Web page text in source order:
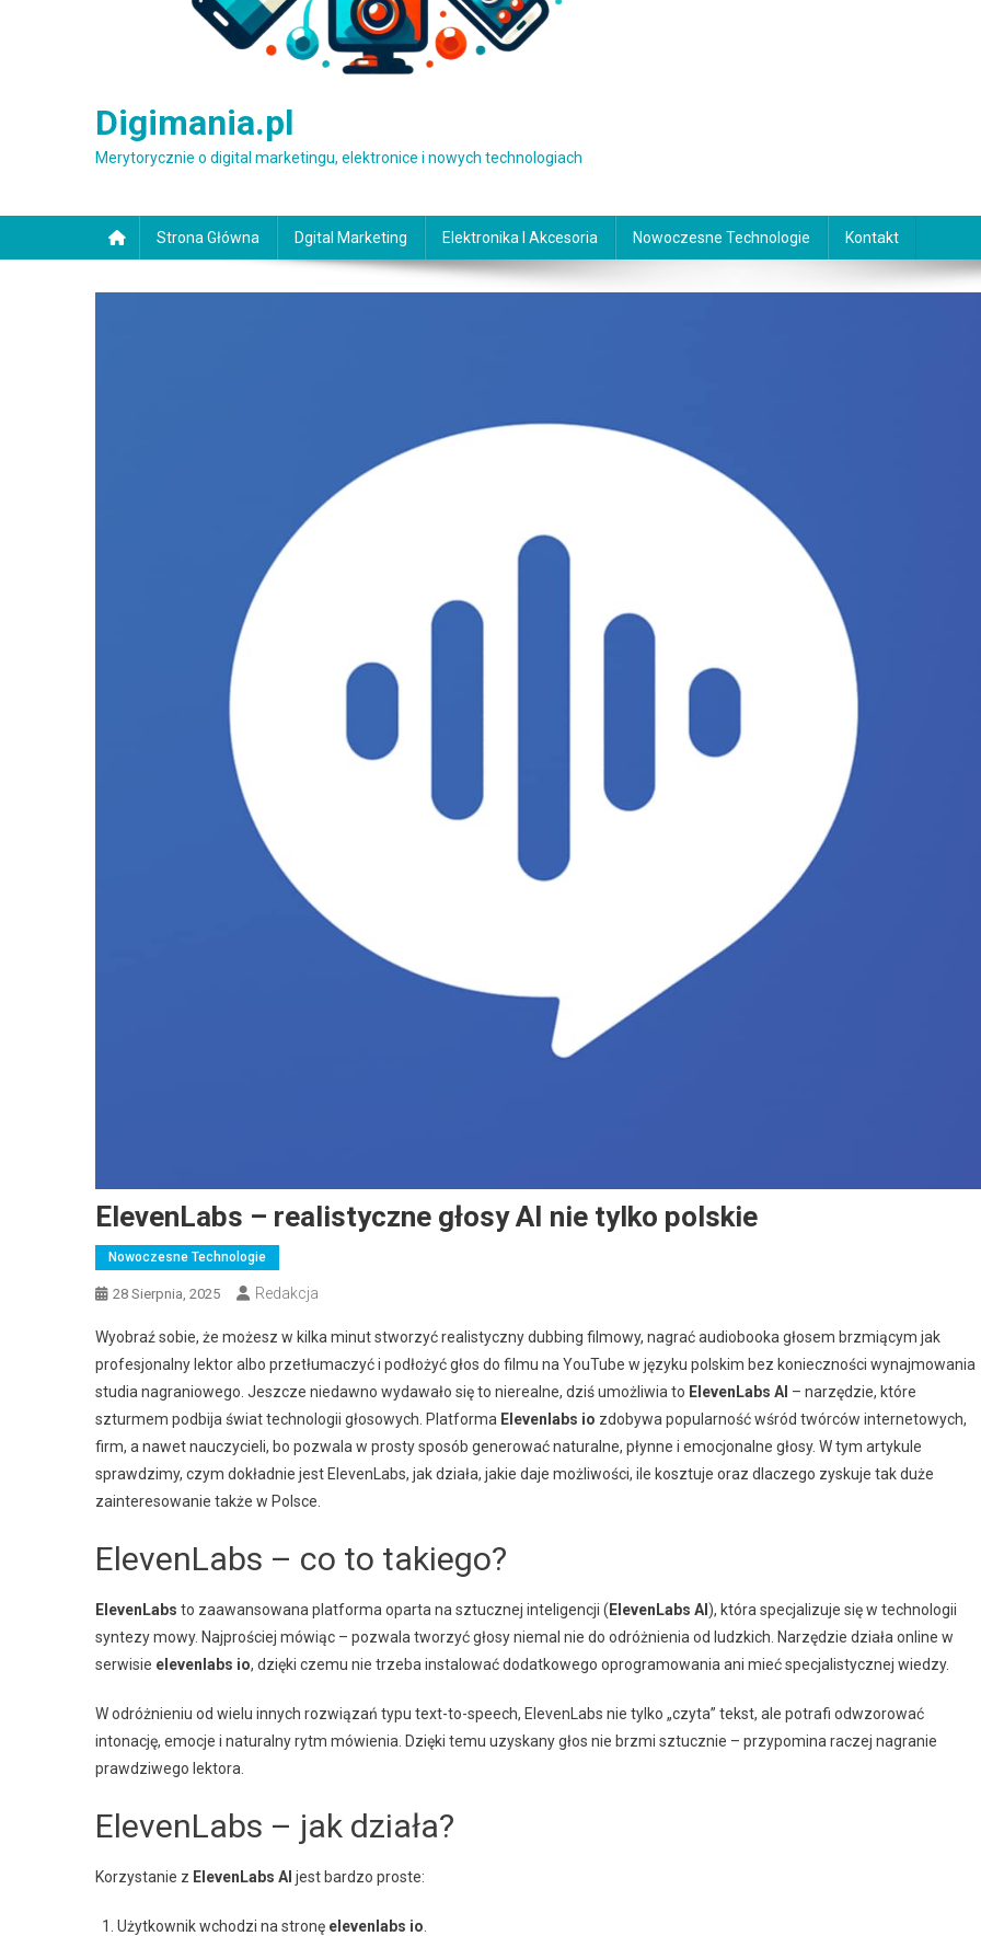
Digimania.pl
Merytorycznie o digital marketingu, elektronice i nowych technologiach
Strona Główna Dgital Marketing Elektronika I Akcesoria Nowoczesne Technologie Kontakt
ElevenLabs – realistyczne głosy AI nie tylko polskie
Nowoczesne Technologie
28 Sierpnia, 2025 Redakcja
Wyobraź sobie, że możesz w kilka minut stworzyć realistyczny dubbing filmowy, nagrać audiobooka głosem brzmiącym jak
profesjonalny lektor albo przetłumaczyć i podłożyć głos do filmu na YouTube w języku polskim bez konieczności wynajmowania
studia nagraniowego. Jeszcze niedawno wydawało się to nierealne, dziś umożliwia to ElevenLabs AI – narzędzie, które
szturmem podbija świat technologii głosowych. Platforma Elevenlabs io zdobywa popularność wśród twórców internetowych,
firm, a nawet nauczycieli, bo pozwala w prosty sposób generować naturalne, płynne i emocjonalne głosy. W tym artykule
sprawdzimy, czym dokładnie jest ElevenLabs, jak działa, jakie daje możliwości, ile kosztuje oraz dlaczego zyskuje tak duże
zainteresowanie także w Polsce.
ElevenLabs – co to takiego?
ElevenLabs to zaawansowana platforma oparta na sztucznej inteligencji ( ElevenLabs AI ), która specjalizuje się w technologii
syntezy mowy. Najprościej mówiąc – pozwala tworzyć głosy niemal nie do odróżnienia od ludzkich. Narzędzie działa online w
serwisie elevenlabs io, dzięki czemu nie trzeba instalować dodatkowego oprogramowania ani mieć specjalistycznej wiedzy.
W odróżnieniu od wielu innych rozwiązań typu text-to-speech, ElevenLabs nie tylko „czyta” tekst, ale potrafi odwzorować
intonację, emocje i naturalny rytm mówienia. Dzięki temu uzyskany głos nie brzmi sztucznie – przypomina raczej nagranie
prawdziwego lektora.
ElevenLabs – jak działa?
Korzystanie z ElevenLabs AI jest bardzo proste:
Użytkownik wchodzi na stronę elevenlabs io